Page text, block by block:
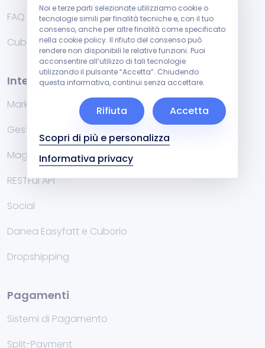
FAQ
Cublog
Integrazioni
Marketplace
Gestionali di fatturazione
Magazzino
RESTFul API
Social
Danea Easyfatt e Cuborio
Dropshipping
Pagamenti
Sistemi di Pagamento
Split-Payment
Noi e terze parti selezionate utilizziamo cookie o
tecnologie simili per finalità tecniche e, con il tuo
consenso, anche per altre finalità come specificato
nella cookie policy. Il rifiuto del consenso può
rendere non disponibili le relative funzioni. Puoi
acconsentire all’utilizzo di tali tecnologie
utilizzando il pulsante “Accetta”. Chiudendo
questa informativa, continui senza accettare.
Scopri di più e personalizza
Informativa privacy
Rifiuta Accetta